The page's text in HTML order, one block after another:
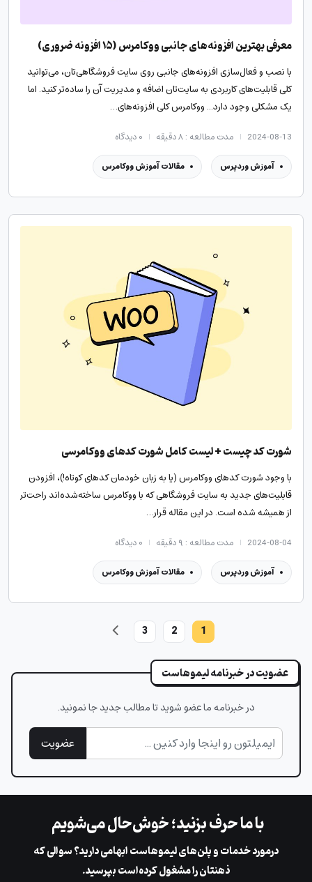
معرفی بهترین افزونه‌های جانبی ووکامرس (۱۵ افزونه ضروری)
با نصب و فعال‌سازی افزونه‌های جانبی روی سایت فروشگاهی‌تان، می‌توانید
کلی قابلیت‌های کاربردی به سایت‌تان اضافه و مدیریت آن را ساده‌تر کنید. اما
یک مشکلی وجود دارد... ووکامرس کلی افزونه‌های…
2024-08-13 مدت مطالعه : ۸ دقیقه ۰دیدگاه
آموزش وردپرس مقالات آموزش ووکامرس
شورت کد چیست + لیست کامل شورت کدهای ووکامرسی
با وجود شورت کدهای ووکامرس (یا به زبان خودمان کدهای کوتاه!)، افزودن
قابلیت‌های جدید به سایت فروشگاهی که با ووکامرس ساخته‌شده‌اند راحت‌تر
از همیشه شده است. در این مقاله قرار…
2024-08-04 مدت مطالعه : ۹ دقیقه ۰دیدگاه
آموزش وردپرس مقالات آموزش ووکامرس
1
2
3
عضویت در خبرنامه لیموهاست
در خبرنامه ما عضو شوید تا مطالب جدید جا نمونید.
عضویت
با ما حرف بزنید؛ خوش‌حال می‌شویم
در‌مورد خدمات و پلن‌های لیمو‌هاست ابهامی دارید؟ سوالی که
ذهنتان را مشغول کرده‌است بپرسید.